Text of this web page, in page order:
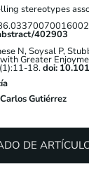
stereotypes
402903
N, Soysal P,
Greater
18.doi:
Carlos Gutiérrez
DE